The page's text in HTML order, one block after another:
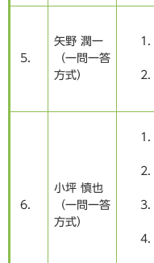
5．
矢野 潤一
（一問一答
方式）
6．
小坪 慎也
（一問一答
方式）